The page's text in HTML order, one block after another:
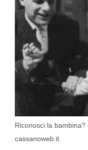
Riconosci la
cassanoweb.it